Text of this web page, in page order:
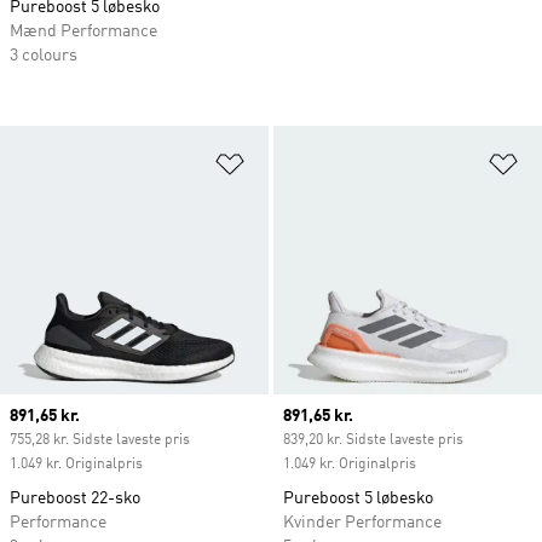
Current price
891,65 kr.
755,28 kr. Sidste laveste pris
1.049 kr. Originalpris
Pureboost 22-sko
Performance
Current price
891,65 kr.
839,20 kr. Sidste laveste pris
1.049 kr. Originalpris
Pureboost 5 løbesko
Kvinder Performance
Pureboost 5 løbesko
Mænd Performance
3 colours